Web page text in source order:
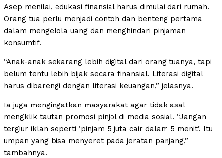
Asep menilai, edukasi finansial harus dimulai dari rumah.
Orang tua perlu menjadi contoh dan benteng pertama
dalam mengelola uang dan menghindari pinjaman
konsumtif.
“Anak-anak sekarang lebih digital dari orang tuanya, tapi
belum tentu lebih bijak secara finansial. Literasi digital
harus dibarengi dengan literasi keuangan,” jelasnya.
Ia juga mengingatkan masyarakat agar tidak asal
mengklik tautan promosi pinjol di media sosial. “Jangan
tergiur iklan seperti ‘pinjam 5 juta cair dalam 5 menit’. Itu
umpan yang bisa menyeret pada jeratan panjang,”
tambahnya.